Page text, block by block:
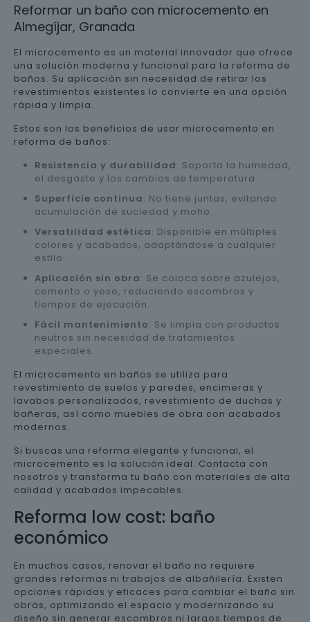
Reformar un baño con microcemento en
Almegíjar, Granada
El microcemento es un material innovador que ofrece
una solución moderna y funcional para la reforma de
baños. Su aplicación sin necesidad de retirar los
revestimientos existentes lo convierte en una opción
rápida y limpia.
Estos son los beneficios de usar microcemento en
reforma de baños:
Resistencia y durabilidad: Soporta la humedad,
el desgaste y los cambios de temperatura.
Superficie continua: No tiene juntas, evitando
acumulación de suciedad y moho.
Versatilidad estética: Disponible en múltiples
colores y acabados, adaptándose a cualquier
estilo.
Aplicación sin obra: Se coloca sobre azulejos,
cemento o yeso, reduciendo escombros y
tiempos de ejecución.
Fácil mantenimiento: Se limpia con productos
neutros sin necesidad de tratamientos
especiales.
El microcemento en baños se utiliza para
revestimiento de suelos y paredes, encimeras y
lavabos personalizados, revestimiento de duchas y
bañeras, así como muebles de obra con acabados
modernos.
Si buscas una reforma elegante y funcional, el
microcemento es la solución ideal. Contacta con
nosotros y transforma tu baño con materiales de alta
calidad y acabados impecables.
Reforma low cost: baño
económico
En muchos casos, renovar el baño no requiere
grandes reformas ni trabajos de albañilería. Existen
opciones rápidas y eficaces para cambiar el baño sin
obras, optimizando el espacio y modernizando su
diseño sin generar escombros ni largos tiempos de